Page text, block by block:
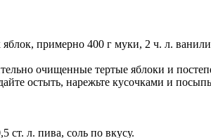
яблок, примерно 400 г муки, 2 ч. л.
очищенные тертые яблоки и
остыть, нарежьте кусочками и
ст. л. пива, соль по вкусу.